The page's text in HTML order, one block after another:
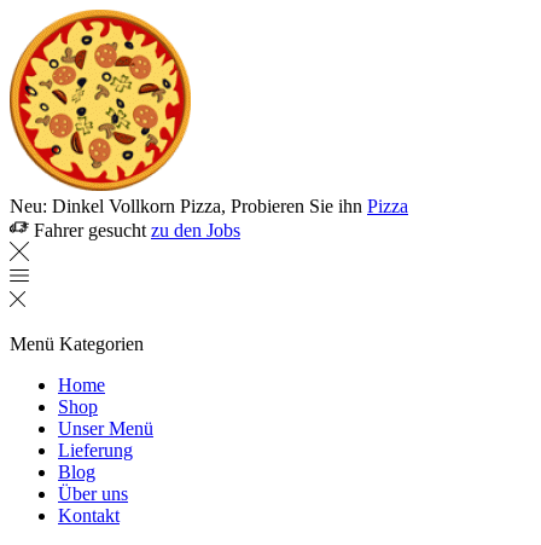
Neu: Dinkel Vollkorn Pizza, Probieren Sie ihn Pizza
Fahrer gesucht zu den Jobs
Menü Kategorien
Home
Shop
Unser Menü
Lieferung
Blog
Über uns
Kontakt